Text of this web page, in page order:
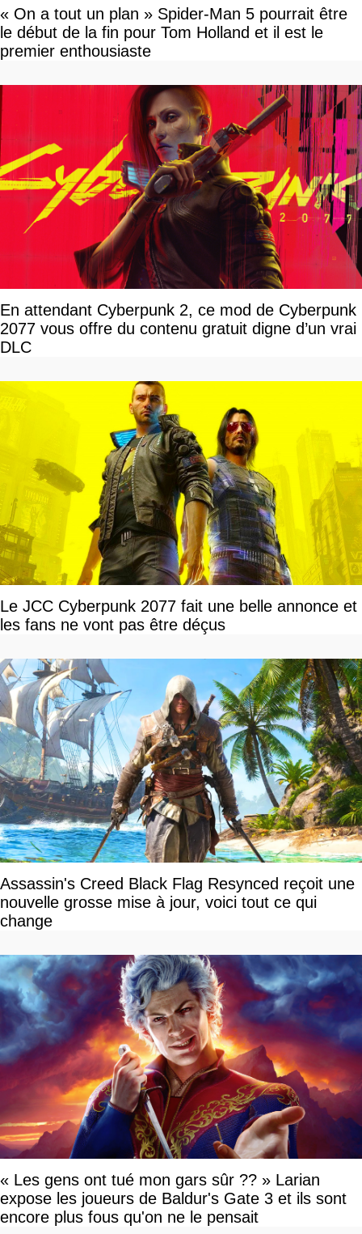
« On a tout un plan » Spider-Man 5 pourrait être
le début de la fin pour Tom Holland et il est le
premier enthousiaste
En attendant Cyberpunk 2, ce mod de Cyberpunk
2077 vous offre du contenu gratuit digne d’un vrai
DLC
Le JCC Cyberpunk 2077 fait une belle annonce et
les fans ne vont pas être déçus
Assassin's Creed Black Flag Resynced reçoit une
nouvelle grosse mise à jour, voici tout ce qui
change
« Les gens ont tué mon gars sûr ?? » Larian
expose les joueurs de Baldur's Gate 3 et ils sont
encore plus fous qu'on ne le pensait